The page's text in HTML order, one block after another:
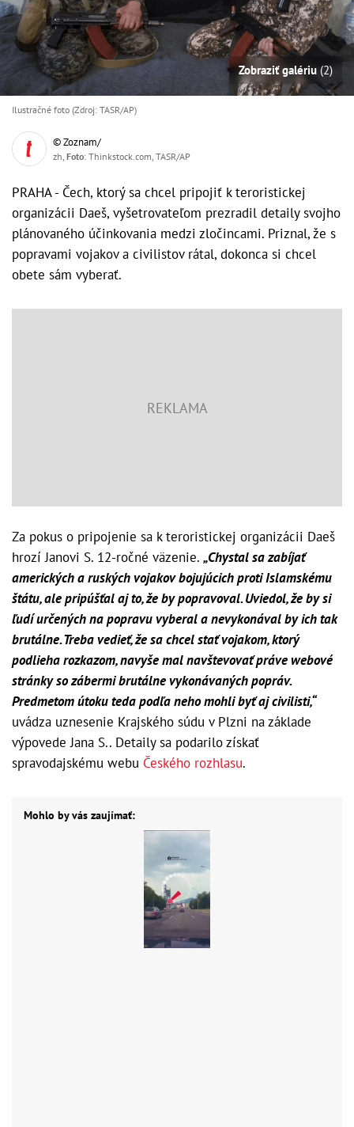
Zobraziť galériu (2)
Ilustračné foto (Zdroj: TASR/AP)
© Zoznam/
zh, Foto: Thinkstock.com, TASR/AP
PRAHA - Čech, ktorý sa chcel pripojiť k teroristickej
organizácii Daeš, vyšetrovateľom prezradil detaily svojho
plánovaného účinkovania medzi zločincami. Priznal, že s
popravami vojakov a civilistov rátal, dokonca si chcel
obete sám vyberať.
Za pokus o pripojenie sa k teroristickej organizácii Daeš
hrozí Janovi S. 12-ročné väzenie. „Chystal sa zabíjať
amerických a ruských vojakov bojujúcich proti Islamskému
štátu, ale pripúšťal aj to, že by popravoval. Uviedol, že by si
ľudí určených na popravu vyberal a nevykonával by ich tak
brutálne. Treba vedieť, že sa chcel stať vojakom, ktorý
podlieha rozkazom, navyše mal navštevovať práve webové
stránky so zábermi brutálne vykonávaných popráv.
Predmetom útoku teda podľa neho mohli byť aj civilisti,“
uvádza uznesenie Krajského súdu v Plzni na základe
výpovede Jana S.. Detaily sa podarilo získať
spravodajskému webu Českého rozhlasu.
Mohlo by vás zaujímať: